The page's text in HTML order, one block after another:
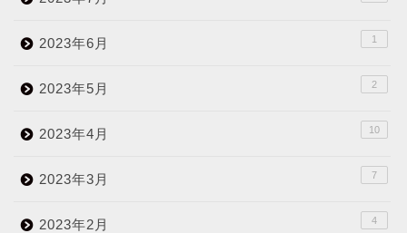
2023年6月 1
2023年5月 2
2023年4月 10
2023年3月 7
2023年2月 4